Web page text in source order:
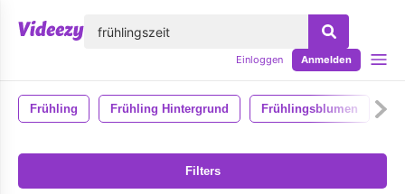
Einloggen Anmelden
Frühling Frühling Hintergrund Frühlingsblumen
Filters